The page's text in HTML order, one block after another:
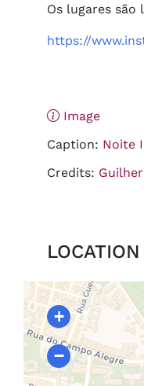
Os lugares
https://
Image
Caption: Noite
Credits:
LOCATION
+
−